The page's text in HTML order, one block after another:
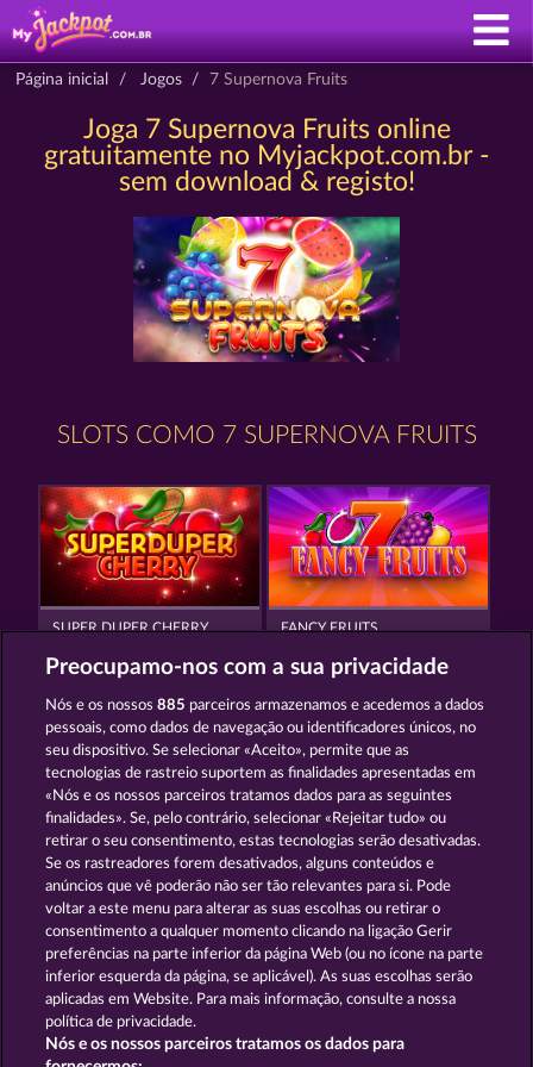
Página inicial Jogos 7 Supernova Fruits
Joga 7 Supernova Fruits online
gratuitamente no Myjackpot.com.br -
sem download & registo!
SLOTS COMO 7 SUPERNOVA FRUITS
SUPER DUPER CHERRY FANCY FRUITS
FRUIT LOVE WILD RUBIES
Termos e Condições
Declaração de Privacidade Marca
Empresa Perguntas frequentes
Programa de parceiros afiliados Facebook
Preocupamo-nos com a sua privacidade
Nós e os nossos885 parceiros armazenamos e acedemos a dados
pessoais, como dados de navegação ou identificadores únicos, no
seu dispositivo. Se selecionar «Aceito», permite que as
tecnologias de rastreio suportem as finalidades apresentadas em
«Nós e os nossos parceiros tratamos dados para as seguintes
finalidades». Se, pelo contrário, selecionar «Rejeitar tudo» ou
retirar o seu consentimento, estas tecnologias serão desativadas.
Se os rastreadores forem desativados, alguns conteúdos e
anúncios que vê poderão não ser tão relevantes para si. Pode
voltar a este menu para alterar as suas escolhas ou retirar o
consentimento a qualquer momento clicando na ligação Gerir
preferências na parte inferior da página Web (ou no ícone na parte
inferior esquerda da página, se aplicável). As suas escolhas serão
aplicadas em Website. Para mais informação, consulte a nossa
política de privacidade.
Nós e os nossos parceiros tratamos os dados para